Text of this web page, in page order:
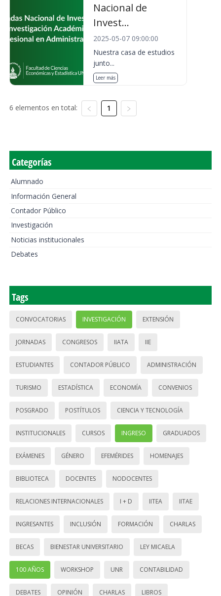
Nacional de
Invest...
2025-05-07 09:00:00
Nuestra casa de estudios
junto...
Leer más
6 elementos en total: 1
Categorías
Alumnado
Información General
Contador Público
Investigación
Noticias institucionales
Debates
Tags
CONVOCATORIAS INVESTIGACIÓN EXTENSIÓN
JORNADAS CONGRESOS IIATA IIE
ESTUDIANTES CONTADOR PÚBLICO ADMINISTRACIÓN
TURISMO ESTADÍSTICA ECONOMÍA CONVENIOS
POSGRADO POSTÍTULOS CIENCIA Y TECNOLOGÍA
INSTITUCIONALES CURSOS INGRESO GRADUADOS
EXÁMENES GÉNERO EFEMÉRIDES HOMENAJES
BIBLIOTECA DOCENTES NODOCENTES
RELACIONES INTERNACIONALES I + D IITEA IITAE
INGRESANTES INCLUSIÓN FORMACIÓN CHARLAS
BECAS BIENESTAR UNIVERSITARIO LEY MICAELA
100 AÑOS WORKSHOP UNR CONTABILIDAD
DEBATES OPINIÓN CHARLAS LIBROS